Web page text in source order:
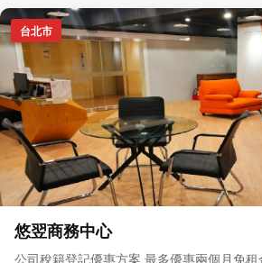
台北市
悠翌商務中心
公司稅籍登記優惠方案 最多優惠兩個月免